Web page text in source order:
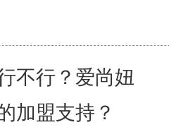
不行？爱尚妞
加盟支持？